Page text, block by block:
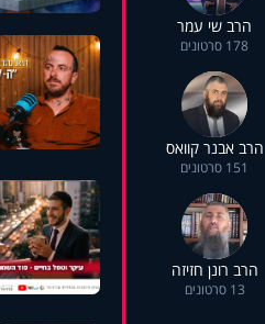
הרב שי עמר
178 סרטונים
הרב אבנר קוואס
151 סרטונים
הרב רונן חזיזה
13 סרטונים